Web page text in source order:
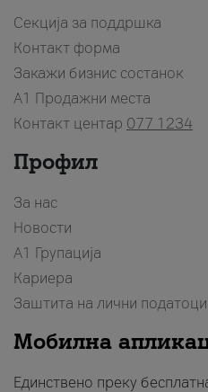
Секција за поддршка
Контакт форма
Закажи бизнис состанок
A1 Продажни места
Контакт центар 077 1234
Профил
За нас
Новости
А1 Групација
Кариера
Заштита на лични податоци
Мобилна
Единствено преку